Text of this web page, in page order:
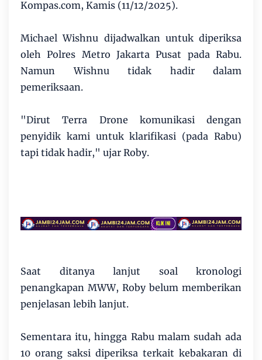
Kompas.com, Kamis (11/12/2025).
Michael Wishnu dijadwalkan untuk diperiksa
oleh Polres Metro Jakarta Pusat pada Rabu.
Namun Wishnu tidak hadir dalam
pemeriksaan.
"Dirut Terra Drone komunikasi dengan
penyidik kami untuk klarifikasi (pada Rabu)
tapi tidak hadir," ujar Roby.
Saat ditanya lanjut soal kronologi
penangkapan MWW, Roby belum memberikan
penjelasan lebih lanjut.
Sementara itu, hingga Rabu malam sudah ada
10 orang saksi diperiksa terkait kebakaran di